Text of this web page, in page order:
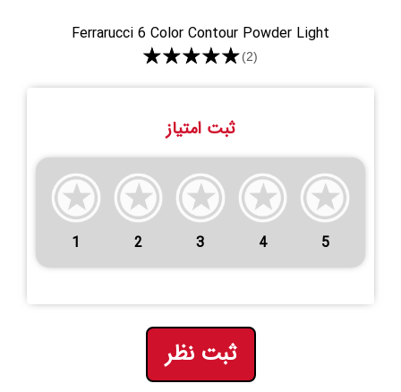
Ferrarucci 6 Color Contour Powder Light
★★★★★(2)
ثبت امتیاز
1 2 3 4 5
ثبت نظر